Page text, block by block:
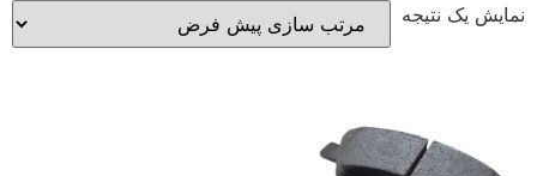
نمایش یک نتیجه